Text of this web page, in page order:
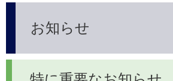
お知らせ